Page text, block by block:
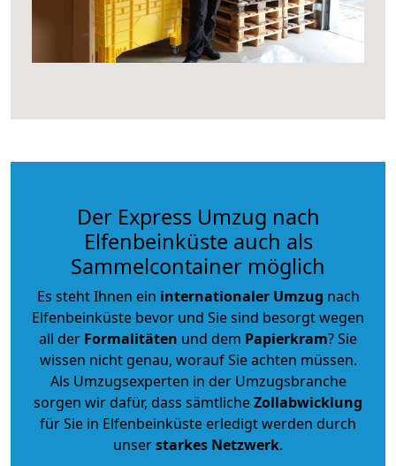
Der Express Umzug nach
Elfenbeinküste auch als
Sammelcontainer möglich
Es steht Ihnen ein internationaler Umzug nach
Elfenbeinküste bevor und Sie sind besorgt wegen
all der Formalitäten und dem Papierkram? Sie
wissen nicht genau, worauf Sie achten müssen.
Als Umzugsexperten in der Umzugsbranche
sorgen wir dafür, dass sämtlicheZollabwicklung
für Sie in Elfenbeinküste erledigt werden durch
unserstarkes Netzwerk.